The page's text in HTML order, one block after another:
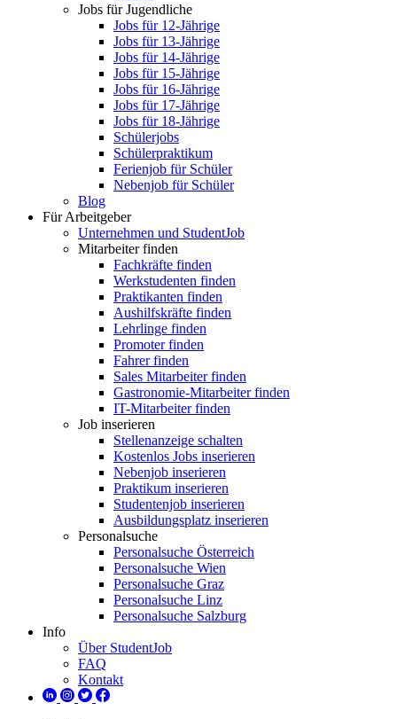
Jobs für Jugendliche
Jobs für 12-Jährige
Jobs für 13-Jährige
Jobs für 14-Jährige
Jobs für 15-Jährige
Jobs für 16-Jährige
Jobs für 17-Jährige
Jobs für 18-Jährige
Schülerjobs
Schülerpraktikum
Ferienjob für Schüler
Nebenjob für Schüler
Blog
Für Arbeitgeber
Unternehmen und StudentJob
Mitarbeiter finden
Fachkräfte finden
Werkstudenten finden
Praktikanten finden
Aushilfskräfte finden
Lehrlinge finden
Promoter finden
Fahrer finden
Sales Mitarbeiter finden
Gastronomie-Mitarbeiter finden
IT-Mitarbeiter finden
Job inserieren
Stellenanzeige schalten
Kostenlos Jobs inserieren
Nebenjob inserieren
Praktikum inserieren
Studentenjob inserieren
Ausbildungsplatz inserieren
Personalsuche
Personalsuche Österreich
Personalsuche Wien
Personalsuche Graz
Personalsuche Linz
Personalsuche Salzburg
Info
Über StudentJob
FAQ
Kontakt